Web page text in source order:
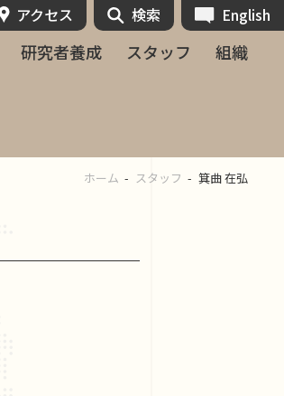
研究者養成 スタッフ 組織
アクセス 検索 English
ホーム スタッフ 箕曲 在弘